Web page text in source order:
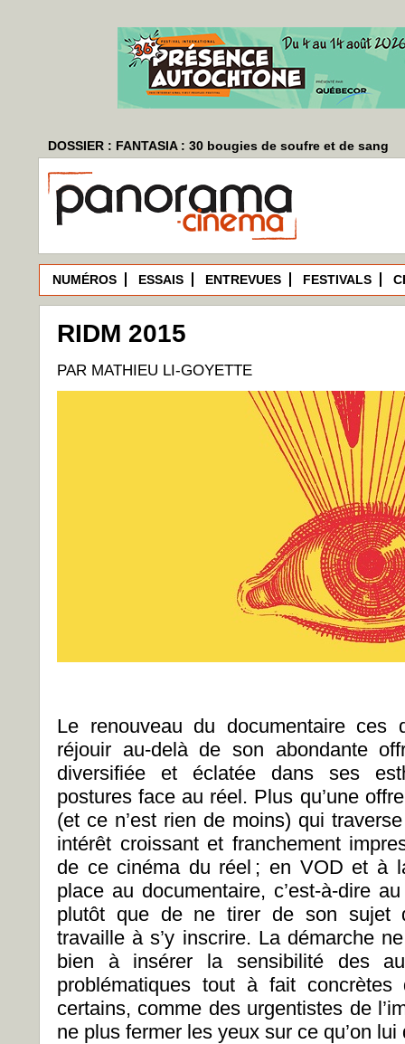
DOSSIER : FANTASIA : 30 bougies de soufre et de sang
NUMÉROS ESSAIS ENTREVUES FESTIVALS
RIDM 2015
PAR MATHIEU LI-GOYETTE
Le renouveau du documentaire ces
réjouir au-delà de son abondante
diversifiée et éclatée dans ses
postures face au réel. Plus qu’une
(et ce n’est rien de moins) qui
intérêt croissant et franchement
de ce cinéma du réel ; en VOD et à
place au documentaire, c’est-à-dire
plutôt que de ne tirer de son sujet
travaille à s’y inscrire. La démarche
bien à insérer la sensibilité des
problématiques tout à fait
certains, comme des urgentistes de
ne plus fermer les yeux sur ce qu’on lui